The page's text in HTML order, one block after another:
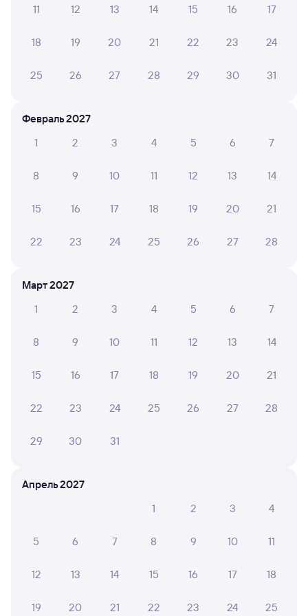
Купить жд билеты до Красного Кута
Мы используем cookies для более удобной работы
11 12 13 14 15 16 17
18 19 20 21 22 23 24
25 26 27 28 29 30 31
Февраль 2027
1
2 3 4 5 6 7
8 9 10 11 12 13 14
15 16 17 18 19 20 21
22 23 24 25 26 27 28
Март 2027
1
2 3 4 5 6 7
8 9 10 11 12 13 14
15 16 17 18 19 20 21
22 23 24 25 26 27 28
29 30 31
Апрель 2027
1
2 3 4
5 6 7 8 9 10 11
12 13 14 15 16 17 18
19 20 21 22 23 24 25